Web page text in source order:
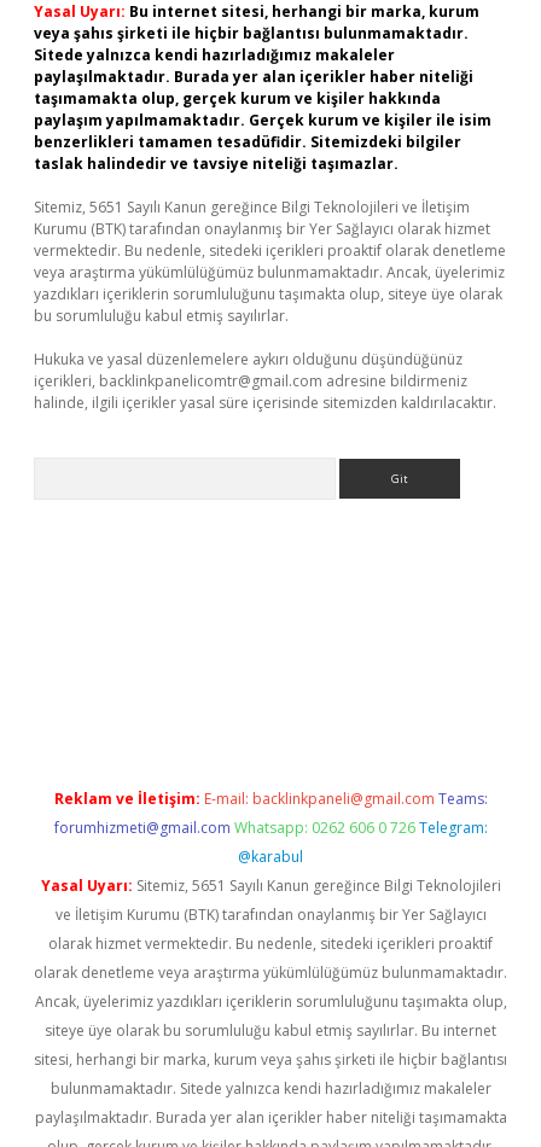
Yasal Uyarı: Bu internet sitesi, herhangi bir marka, kurum
veya şahıs şirketi ile hiçbir bağlantısı bulunmamaktadır.
Sitede yalnızca kendi hazırladığımız makaleler
paylaşılmaktadır. Burada yer alan içerikler haber niteliği
taşımamakta olup, gerçek kurum ve kişiler hakkında
paylaşım yapılmamaktadır. Gerçek kurum ve kişiler ile isim
benzerlikleri tamamen tesadüfidir. Sitemizdeki bilgiler
taslak halindedir ve tavsiye niteliği taşımazlar.
Sitemiz, 5651 Sayılı Kanun gereğince Bilgi Teknolojileri ve İletişim
Kurumu (BTK) tarafından onaylanmış bir Yer Sağlayıcı olarak hizmet
vermektedir. Bu nedenle, sitedeki içerikleri proaktif olarak denetleme
veya araştırma yükümlülüğümüz bulunmamaktadır. Ancak, üyelerimiz
yazdıkları içeriklerin sorumluluğunu taşımakta olup, siteye üye olarak
bu sorumluluğu kabul etmiş sayılırlar.
Hukuka ve yasal düzenlemelere aykırı olduğunu düşündüğünüz
içerikleri, backlinkpanelicomtr@gmail.com adresine bildirmeniz
halinde, ilgili içerikler yasal süre içerisinde sitemizden kaldırılacaktır.
Reklam ve İletişim: E-mail: backlinkpaneli@gmail.com Teams:
forumhizmeti@gmail.com Whatsapp: 0262 606 0 726 Telegram:
@karabul
Yasal Uyarı: Sitemiz, 5651 Sayılı Kanun gereğince Bilgi Teknolojileri
ve İletişim Kurumu (BTK) tarafından onaylanmış bir Yer Sağlayıcı
olarak hizmet vermektedir. Bu nedenle, sitedeki içerikleri proaktif
olarak denetleme veya araştırma yükümlülüğümüz bulunmamaktadır.
Ancak, üyelerimiz yazdıkları içeriklerin sorumluluğunu taşımakta olup,
siteye üye olarak bu sorumluluğu kabul etmiş sayılırlar. Bu internet
sitesi, herhangi bir marka, kurum veya şahıs şirketi ile hiçbir bağlantısı
bulunmamaktadır. Sitede yalnızca kendi hazırladığımız makaleler
paylaşılmaktadır. Burada yer alan içerikler haber niteliği taşımamakta